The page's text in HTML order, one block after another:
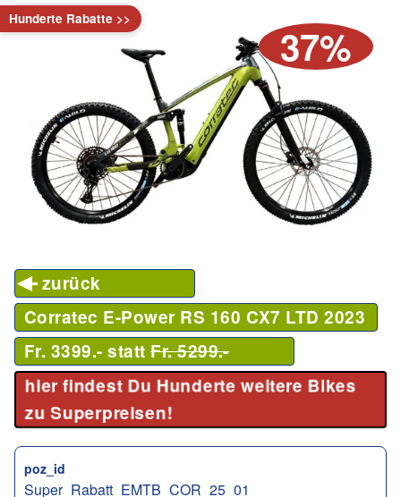
Hunderte Rabatte >>
37%
zurück
Corratec E-Power RS 160 CX7 LTD 2023
Fr. 3399.- stattFr. 5299.-
hier findest Du Hunderte weitere Bikes
zu Superpreisen!
poz_id
Super_Rabatt_EMTB_COR_25_01